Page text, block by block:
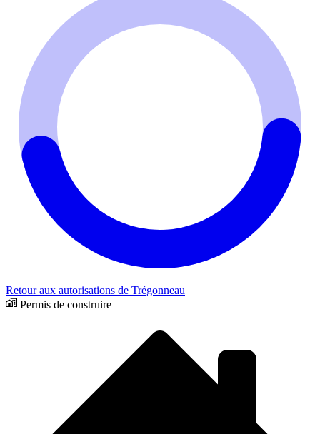
Retour aux autorisations de Trégonneau
Permis de construire